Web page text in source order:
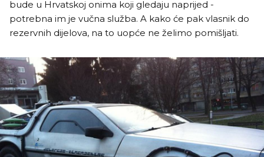
bude u Hrvatskoj onima koji gledaju naprijed -
potrebna im je vučna služba. A kako će pak vlasnik do
rezervnih dijelova, na to uopće ne želimo pomišljati.